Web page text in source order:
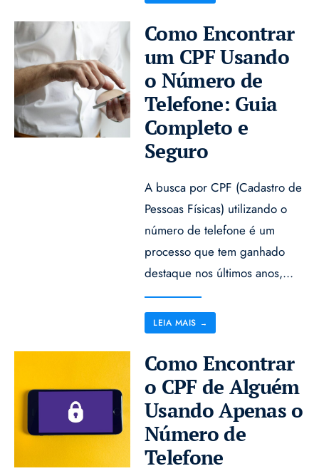
Como Encontrar
um CPF Usando
o Número de
Telefone: Guia
Completo e
Seguro
A busca por CPF (Cadastro de
Pessoas Físicas) utilizando o
número de telefone é um
processo que tem ganhado
destaque nos últimos anos,...
LEIA MAIS →
Como Encontrar
o CPF de Alguém
Usando Apenas o
Número de
Telefone